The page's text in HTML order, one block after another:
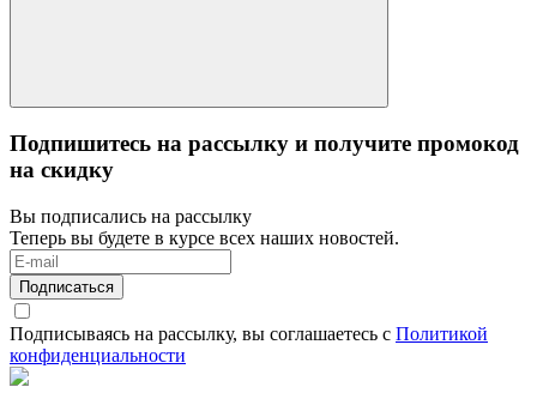
Подпишитесь на рассылку и получите промокод
на скидку
Вы подписались на рассылку
Теперь вы будете в курсе всех наших новостей.
Подписаться
Подписываясь на рассылку, вы соглашаетесь с Политикой
конфиденциальности